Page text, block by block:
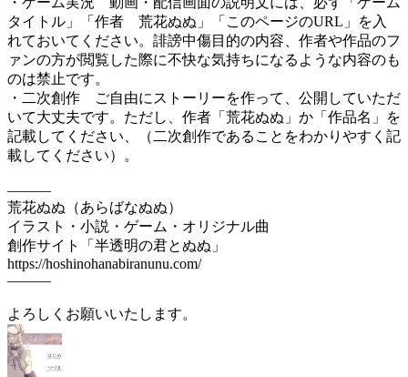
タイトル」「作者 荒花ぬぬ」「このページのURL」を入
れておいてください。誹謗中傷目的の内容、作者や作品のフ
ァンの方が閲覧した際に不快な気持ちになるような内容のも
のは禁止です。
・二次創作 ご自由にストーリーを作って、公開していただ
いて大丈夫です。ただし、作者「荒花ぬぬ」か「作品名」を
記載してください、（二次創作であることをわかりやすく記
載してください）。
―――
荒花ぬぬ（あらばなぬぬ）
イラスト・小説・ゲーム・オリジナル曲
創作サイト「半透明の君とぬぬ」
https://hoshinohanabiranunu.com/
―――
よろしくお願いいたします。